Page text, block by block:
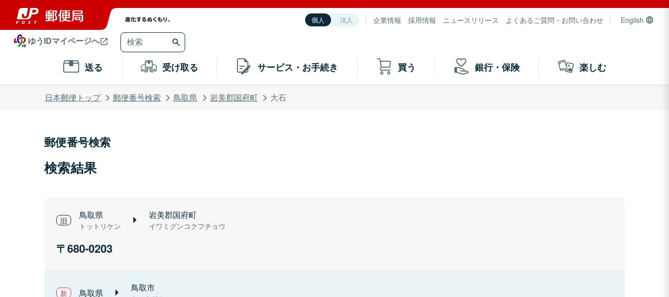
個人 法人 企業情報 採用情報 ニュースリリース よくあるご質問・お問い合わせ English
ゆうIDマイページへ
送る 受け取る サービス・お手続き 買う 銀行・保険 楽しむ
日本郵便トップ 郵便番号検索 鳥取県 岩美郡国府町 大石
郵便番号検索
検索結果
鳥取県
トットリケン
岩美郡国府町
イワミグンコクフチョウ
680-0203
鳥取県 鳥取市